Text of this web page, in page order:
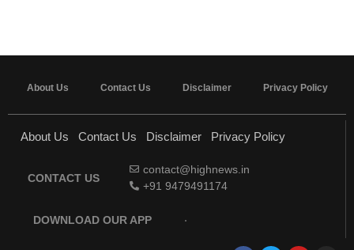
About Us Contact Us Disclaimer Privacy Policy
About Us Contact Us Disclaimer Privacy Policy
CONTACT US
contact@highnews.in
+91 9479491174
DOWNLOAD OUR APP